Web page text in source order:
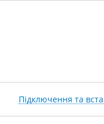
Підключення та